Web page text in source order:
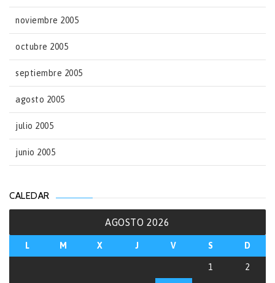
noviembre 2005
octubre 2005
septiembre 2005
agosto 2005
julio 2005
junio 2005
CALEDAR
AGOSTO 2026
L M X J V S D
1 2